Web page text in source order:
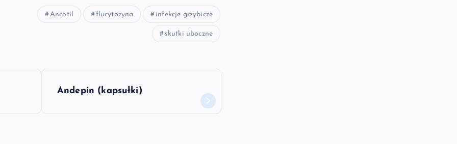
Ancotil flucytozyna infekcje grzybicze
skutki uboczne
Andepin (kapsułki)